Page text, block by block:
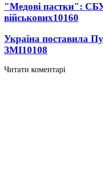
"Медові пастки":
військових10160
Україна поставила
ЗМІ10108
Читати коментарі